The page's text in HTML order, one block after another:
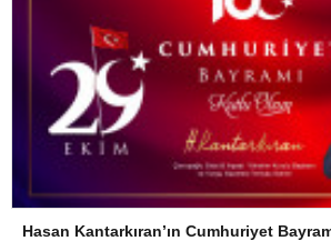
Hasan Kantarkıran’ın Cumhuriyet